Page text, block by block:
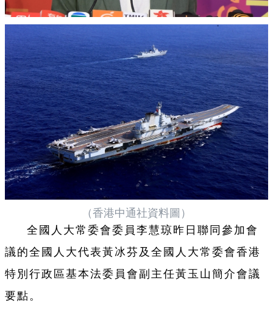
（香港中通社資料圖）
全國人大常委會委員李慧琼昨日聯同參加會
議的全國人大代表黃冰芬及全國人大常委會香港
特別行政區基本法委員會副主任黃玉山簡介會議
要點。